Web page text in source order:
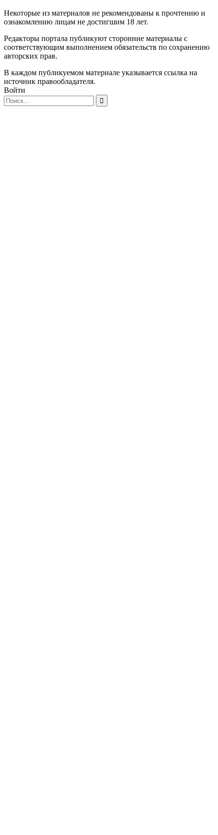
Некоторые из материалов не рекомендованы к прочтению и
ознакомлению лицам не достигшим 18 лет.
Редакторы портала публикуют сторонние материалы с
соответствующим выполнением обязательств по сохранению
авторских прав.
В каждом публикуемом материале указывается ссылка на
источник правообладателя.
Войти